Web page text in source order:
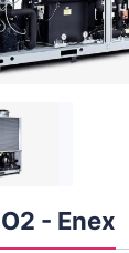
- Enex